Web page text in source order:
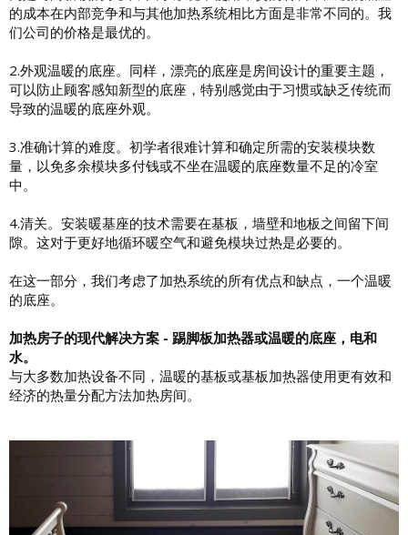
的成本在内部竞争和与其他加热系统相比方面是非常不同的。我
们公司的价格是最优的。
2.外观温暖的底座。同样，漂亮的底座是房间设计的重要主题，
可以防止顾客感知新型的底座，特别感觉由于习惯或缺乏传统而
导致的温暖的底座外观。
3.准确计算的难度。初学者很难计算和确定所需的安装模块数
量，以免多余模块多付钱或不坐在温暖的底座数量不足的冷室
中。
4.清关。安装暖基座的技术需要在基板，墙壁和地板之间留下间
隙。这对于更好地循环暖空气和避免模块过热是必要的。
在这一部分，我们考虑了加热系统的所有优点和缺点，一个温暖
的底座。
加热房子的现代解决方案 - 踢脚板加热器或温暖的底座，电和
水。
与大多数加热设备不同，温暖的基板或基板加热器使用更有效和
经济的热量分配方法加热房间。